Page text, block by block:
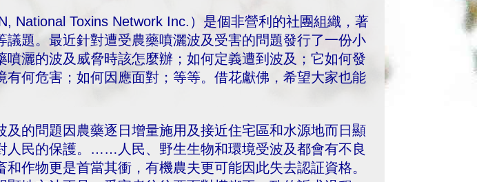
National Toxins Network Inc.）是個非營利的社團組織，著
議題。最近針對遭受農藥噴灑波及受害的問題發行了一份小
噴灑的波及威脅時該怎麼辦；如何定義遭到波及；它如何發
有何危害；如何因應面對；等等。借花獻佛，希望大家也能
的問題因農藥逐日增量施用及接近住宅區和水源地而日顯
人民的保護。……人民、野生生物和環境受波及都會有不良
作物更是首當其衝，有機農夫更可能因此失去認証資格。